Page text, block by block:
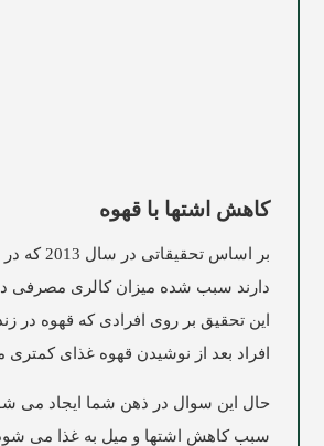
کاهش اشتها با قهوه
بر
دارند سبب شده میزان کالری مصرفی
این تحقیق بر روی افرادی که قهوه
افراد بعد از نوشیدن قهوه غذای
حال این سوال در ذهن شما ایجاد می
سبب کاهش اشتها و میل به غذا می